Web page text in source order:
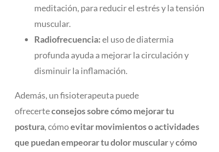
meditación, para reducir el estrés y la tensión
muscular.
Radiofrecuencia:el uso de diatermia
profunda ayuda a mejorar la circulación y
disminuir la inflamación.
Además, un fisioterapeuta puede
ofrecerteconsejos sobre cómo mejorar tu
postura, cómoevitar movimientoso actividades
que puedan empeorar tu dolor muscularycómo